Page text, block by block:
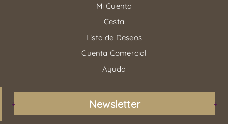
Mi Cuenta
Cesta
Lista de Deseos
Cuenta Comercial
Ayuda
Newsletter